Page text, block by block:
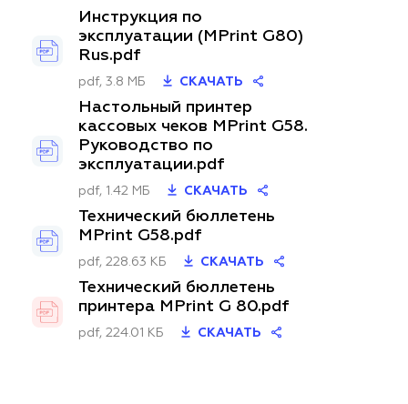
Инструкция по
эксплуатации (MPrint G80)
Rus.pdf
pdf, 3.8 МБ СКАЧАТЬ
Настольный принтер
кассовых чеков MPrint G58.
Руководство по
эксплуатации.pdf
pdf, 1.42 МБ СКАЧАТЬ
Технический бюллетень
MPrint G58.pdf
pdf, 228.63 КБ СКАЧАТЬ
Технический бюллетень
принтера MPrint G 80.pdf
pdf, 224.01 КБ СКАЧАТЬ